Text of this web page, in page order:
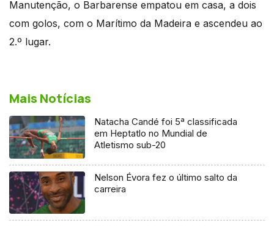
Manutenção, o Barbarense empatou em casa, a dois
com golos, com o Marítimo da Madeira e ascendeu ao
2.º lugar.
Mais Notícias
Natacha Candé foi 5ª classificada
em Heptatlo no Mundial de
Atletismo sub-20
Nelson Évora fez o último salto da
carreira